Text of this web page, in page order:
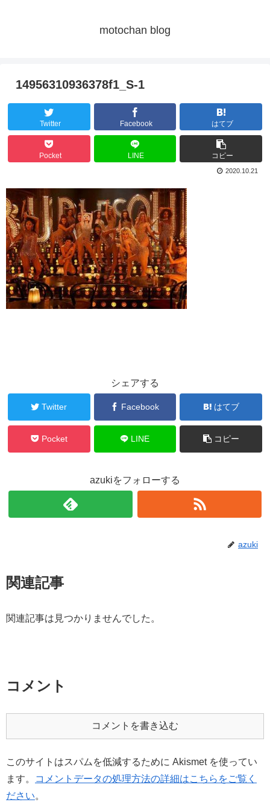
motochan blog
14956310936378f1_S-1
Twitter Facebook はてブ
Pocket LINE コピー
2020.10.21
シェアする
Twitter Facebook はてブ
Pocket LINE コピー
azukiをフォローする
azuki
関連記事
関連記事は見つかりませんでした。
コメント
コメントを書き込む
このサイトはスパムを低減するために Akismet を使ってい
ます。
コメントデータの処理方法の詳細はこちらをご覧く
ださい。